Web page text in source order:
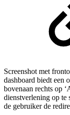
Screenshot met
dashboard biedt een
bovenaan rechts op
dienstverlening op te
de gebruiker de